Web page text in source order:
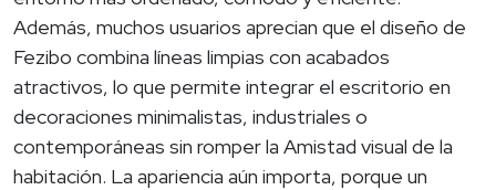
Además, muchos usuarios aprecian que el diseño de
Fezibo combina líneas limpias con acabados
atractivos, lo que permite integrar el escritorio en
decoraciones minimalistas, industriales o
contemporáneas sin romper la Amistad visual de la
habitación. La apariencia aún importa, porque un